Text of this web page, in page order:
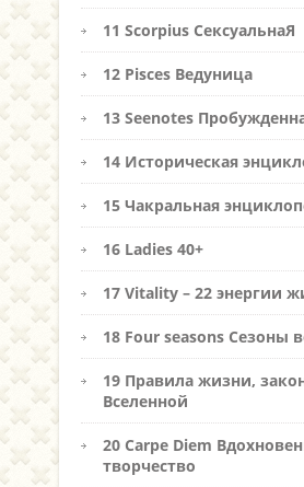
11 Scorpius СексуальнаЯ
12 Pisces Ведуница
13 Seenotes
14 Историческая
15 Чакральная
16 Ladies 40+
17 Vitality – 22 энергии
18 Four seasons Сезоны
19 Правила жизни,
Вселенной
20 Carpe Diem
творчество